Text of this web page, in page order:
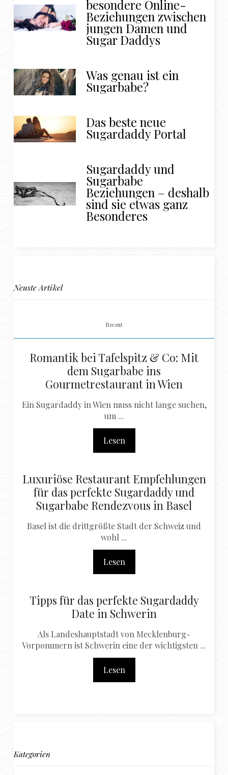
besondere Online-
Beziehungen zwischen
jungen Damen und
Sugar Daddys
Was genau ist ein
Sugarbabe?
Das beste neue
Sugardaddy Portal
Sugardaddy und
Sugarbabe
Beziehungen – deshalb
sind sie etwas ganz
Besonderes
Neuste Artikel
Recent
Romantik bei Tafelspitz & Co: Mit
dem Sugarbabe ins
Gourmetrestaurant in Wien
Ein Sugardaddy in Wien muss nicht lange suchen,
um ...
Lesen
Luxuriöse Restaurant Empfehlungen
für das perfekte Sugardaddy und
Sugarbabe Rendezvous in Basel
Basel ist die drittgrößte Stadt der Schweiz und
wohl ...
Lesen
Tipps für das perfekte Sugardaddy
Date in Schwerin
Als Landeshauptstadt von Mecklenburg-
Vorpommern ist Schwerin eine der wichtigsten ...
Lesen
Kategorien